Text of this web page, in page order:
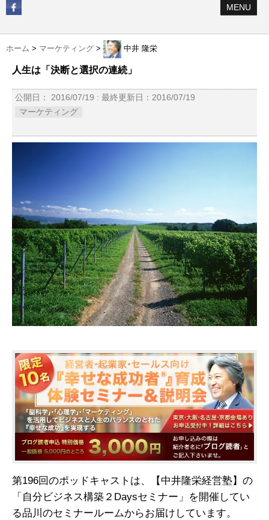
MENU
ホーム > マーケティング > 中井 隆栄
人生は「決断と選択の連続」
公開日： 2016/07/19 : 最終更新日：2016/07/19
マーケティング
第196回のポッドキャストは、【中井隆栄経営塾】の
「自分ビジネス構築２Daysセミナー」を開催してい
る品川のセミナールームからお届けしています。